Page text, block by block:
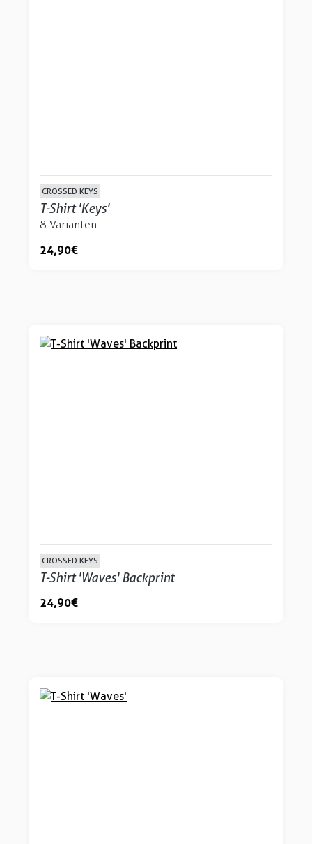
CROSSED KEYS
T-Shirt 'Keys'
8 Varianten
24,90 €
CROSSED KEYS
T-Shirt 'Waves' Backprint
24,90 €